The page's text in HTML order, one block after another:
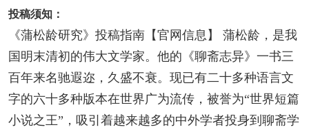
投稿须知：
《蒲松龄研究》投稿指南【官网信息】 蒲松龄，是我
国明末清初的伟大文学家。他的《聊斋志异》一书三
百年来名驰遐迩，久盛不衰。现已有二十多种语言文
字的六十多种版本在世界广为流传，被誉为“世界短篇
小说之王”，吸引着越来越多的中外学者投身到聊斋学